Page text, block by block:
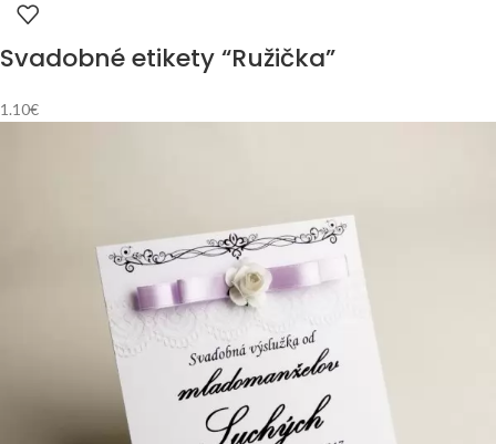
Svadobné etikety “Ružička”
1.10€